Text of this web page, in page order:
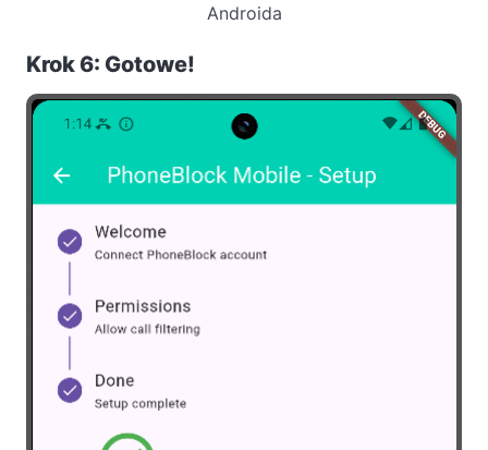
Androida
Krok 6: Gotowe!